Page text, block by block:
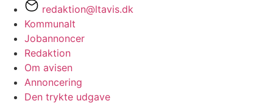
redaktion@ltavis.dk
Kommunalt
Jobannoncer
Redaktion
Om avisen
Annoncering
Den trykte udgave